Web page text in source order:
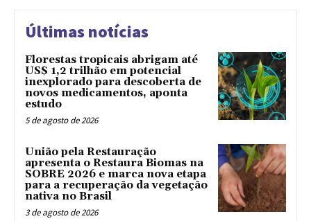
Últimas notícias
Florestas tropicais abrigam até
US$ 1,2 trilhão em potencial
inexplorado para descoberta de
novos medicamentos, aponta
estudo
5 de agosto de 2026
União pela Restauração
apresenta o Restaura Biomas na
SOBRE 2026 e marca nova etapa
para a recuperação da vegetação
nativa no Brasil
3 de agosto de 2026